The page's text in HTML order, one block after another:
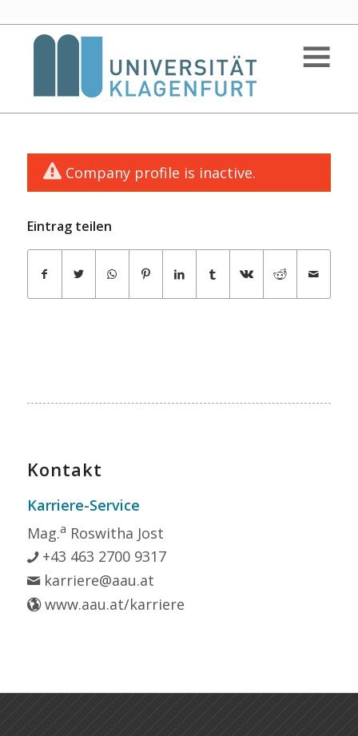
Company profile is inactive.
Eintrag teilen
Kontakt
Karriere-Service
Mag.a Roswitha Jost
+43 463 2700 9317
karriere@aau.at
www.aau.at/karriere